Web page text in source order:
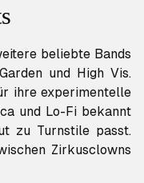
beliebte Bands
und High Vis.
ihre experimentelle
und Lo-Fi bekannt
zu Turnstile passt.
Zirkusclowns